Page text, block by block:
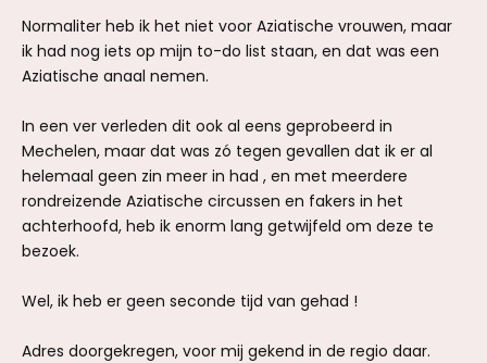
Normaliter heb ik het niet voor Aziatische vrouwen, maar
ik had nog iets op mijn to-do list staan, en dat was een
Aziatische anaal nemen.
In een ver verleden dit ook al eens geprobeerd in
Mechelen, maar dat was zó tegen gevallen dat ik er al
helemaal geen zin meer in had , en met meerdere
rondreizende Aziatische circussen en fakers in het
achterhoofd, heb ik enorm lang getwijfeld om deze te
bezoek.
Wel, ik heb er geen seconde tijd van gehad !
Adres doorgekregen, voor mij gekend in de regio daar.